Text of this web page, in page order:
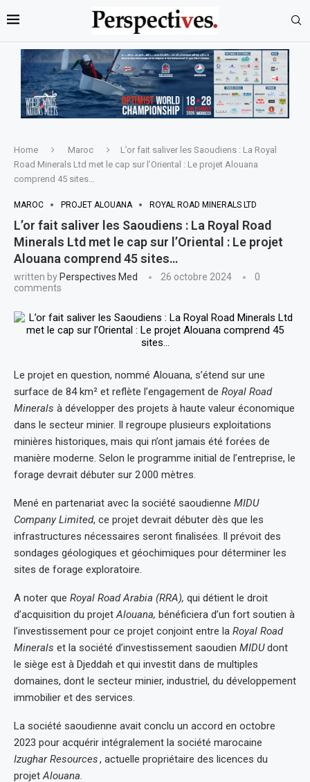
Home Maroc
L’or fait saliver les Saoudiens : La Royal
Road Minerals Ltd met le cap sur l’Oriental : Le projet Alouana
comprend 45 sites…
MAROC PROJET ALOUANA ROYAL ROAD MINERALS LTD
L’or fait saliver les Saoudiens : La Royal Road
Minerals Ltd met le cap sur l’Oriental : Le projet
Alouana comprend 45 sites…
written by Perspectives Med 26 octobre 2024
0
comments
Le projet en question, nommé Alouana, s’étend sur une
surface de 84 km² et reflète l’engagement de Royal Road
Minerals à développer des projets à haute valeur économique
dans le secteur minier. Il regroupe plusieurs exploitations
minières historiques, mais qui n’ont jamais été forées de
manière moderne. Selon le programme initial de l’entreprise, le
forage devrait débuter sur 2 000 mètres.
Mené en partenariat avec la société saoudienne MIDU
Company Limited, ce projet devrait débuter dès que les
infrastructures nécessaires seront finalisées. Il prévoit des
sondages géologiques et géochimiques pour déterminer les
sites de forage exploratoire.
A noter que Royal Road Arabia (RRA), qui détient le droit
d’acquisition du projetAlouana, bénéficiera d’un fort soutien à
l’investissement pour ce projet conjoint entre la Royal Road
Minerals et la société d’investissement saoudien MIDUdont
le siège est à Djeddah et qui investit dans de multiples
domaines, dont le secteur minier, industriel, du développement
immobilier et des services.
La société saoudienne avait conclu un accord en octobre
2023 pour acquérir intégralement la société marocaine
Izughar Resources, actuelle propriétaire des licences du
projetAlouana.